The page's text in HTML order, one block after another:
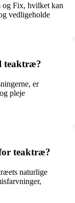
og Fix, hvilket kan
vedligeholde
teaktræ?
er
pleje
teaktræ?
naturlige